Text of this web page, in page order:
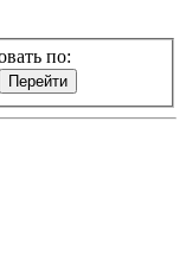
по: